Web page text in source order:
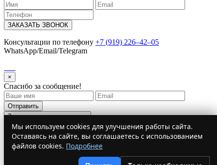
Мы используем cookies для улучшения работы сайта.
Оставаясь на сайте, вы соглашаетесь с использованием
файлов cookies. Подробнее
ЗАКАЗАТЬ ЗВОНОК
Консультации по телефону +7 (919) 226‒42‒05
WhatsApp/Email/Telegram
×
Спасибо за сообщение!
Отправить
Запустить модальное окно
подпишись на наш телеграм канал
Новости Immigration Expert